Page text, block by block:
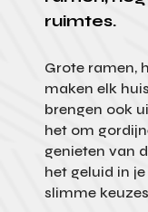
ruimtes.
Grote ramen,
maken elk
brengen ook
het om
genieten van
het geluid in
slimme